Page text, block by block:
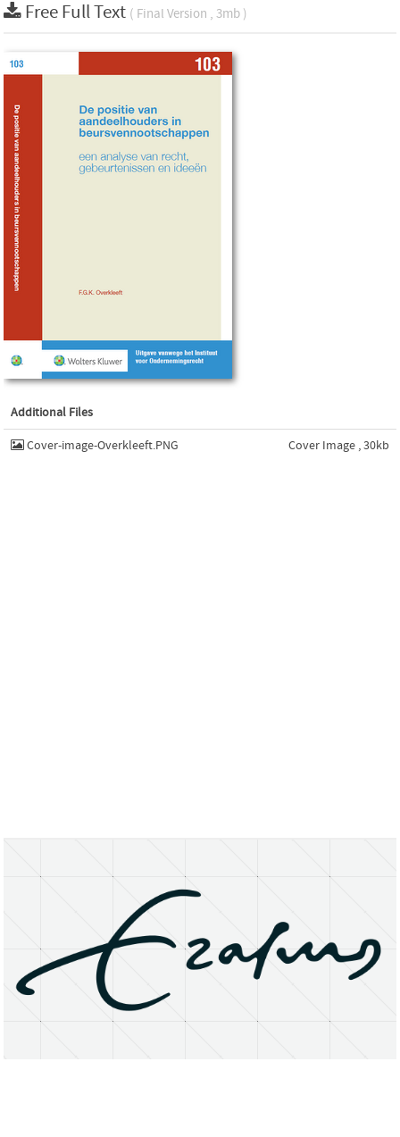
Free Full Text ( Final Version , 3mb )
Additional Files
Cover-image-Overkleeft.PNG Cover Image , 30kb